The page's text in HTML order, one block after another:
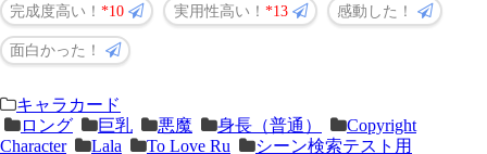
完成度高い！ 10 実用性高い！ 13 感動した！
面白かった！
＜
次
前
の
キャラカード
ロング
巨乳 悪魔 身長（普通）
Copyright
Character
Lala To Love Ru シーン検索テスト用